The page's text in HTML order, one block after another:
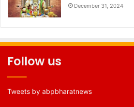
December 31, 2024
Follow us
Tweets by abpbharatnews